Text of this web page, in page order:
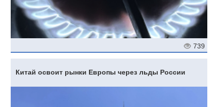
739
Китай освоит рынки Европы через льды России